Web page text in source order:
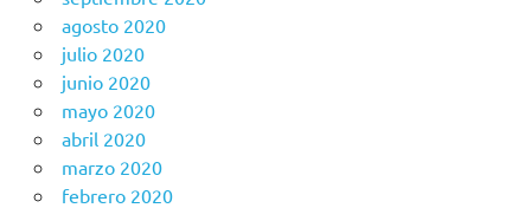
agosto 2020
julio 2020
junio 2020
mayo 2020
abril 2020
marzo 2020
febrero 2020